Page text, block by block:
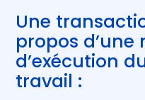
Une
propos
d’exécution
travail :